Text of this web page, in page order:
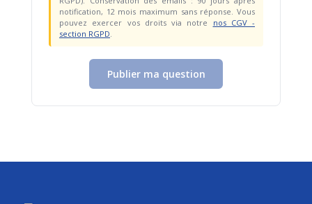
notification, 12 mois maximum sans réponse. Vous
pouvez exercer vos droits via notre nos CGV -
section RGPD.
Publier ma question